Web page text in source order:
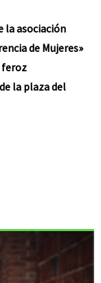
la asociación
de Mujeres»
feroz
la plaza del